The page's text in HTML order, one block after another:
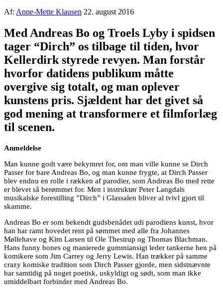
Af: Anne-Mette Klausen 22. august 2016
Med Andreas Bo og Troels Lyby i spidsen
tager “Dirch” os tilbage til tiden, hvor
Kellerdirk styrede revyen. Man forstår
hvorfor datidens publikum måtte
overgive sig totalt, og man oplever
kunstens pris. Sjældent har det givet så
god mening at transformere et filmforlæg
til scenen.
Anmeldelse
Man kunne godt være bekymret for, om man ville kunne se Dirch
Passer for bare Andreas Bo, og man kunne frygte, at Dirch Passer
blev endnu en rolle i rækken af parodier, som Andreas Bo med rette
er blevet så berømmet for. Men i instruktør Peter Langdals
musikalske forestilling ”Dirch” i Glassalen bliver al tvivl gjort til
skamme.
Andreas Bo er som bekendt gudsbenådet udi parodiens kunst, hvor
han har ramt hovedet rent på sømmet med alle fra Johannes
Møllehave og Kim Larsen til Ole Thestrup og Thomas Blachman.
Hans funny bones og manierede gummiansigt leder tankerne hen på
komikere som Jim Carrey og Jerry Lewis. Han trækker på samme
crazy komiske tradition som Dirch Passer gjorde, men sidstnævnte
bar samtidig på noget poetisk, uskyldigt og sødt, som man ikke
umiddelbart forbinder med Andreas Bo.